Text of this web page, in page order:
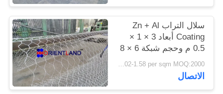
سلال التراب Zn + Al
Coating أبعاد 3 × 1 ×
0.5 م وحجم شبكة 6 × 8
USD 1.02-1.58 per sqm MOQ:2000 متر مربع
الاتصال